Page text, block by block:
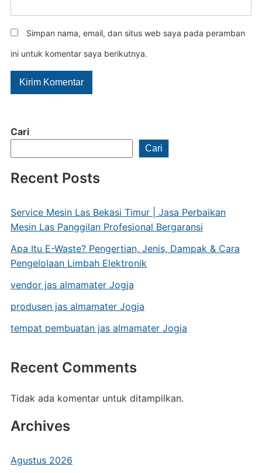
Cari
Cari
Recent Posts
Service Mesin Las Bekasi Timur | Jasa Perbaikan
Mesin Las Panggilan Profesional Bergaransi
Apa Itu E-Waste? Pengertian, Jenis, Dampak & Cara
Pengelolaan Limbah Elektronik
vendor jas almamater Jogja
produsen jas almamater Jogja
tempat pembuatan jas almamater Jogja
Recent Comments
Tidak ada komentar untuk ditampilkan.
Archives
Agustus 2026
Simpan nama, email, dan situs web saya pada peramban
ini untuk komentar saya berikutnya.